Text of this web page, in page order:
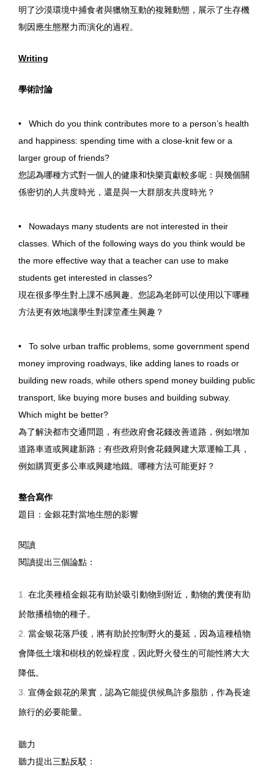
明了沙漠環境中捕食者與獵物互動的複雜動態，展示了生存機
制因應生態壓力而演化的過程。
Writing
學術討論
• Which do you think contributes more to a person’s health
and happiness: spending time with a close-knit few or a
larger group of friends?
您認為哪種方式對一個人的健康和快樂貢獻較多呢：與幾個關
係密切的人共度時光，還是與一大群朋友共度時光？
• Nowadays many students are not interested in their
classes. Which of the following ways do you think would be
the more effective way that a teacher can use to make
students get interested in classes?
現在很多學生對上課不感興趣。您認為老師可以使用以下哪種
方法更有效地讓學生對課堂產生興趣？
• To solve urban traffic problems, some government spend
money improving roadways, like adding lanes to roads or
building new roads, while others spend money building public
transport, like buying more buses and building subway.
Which might be better?
為了解決都市交通問題，有些政府會花錢改善道路，例如增加
道路車道或興建新路；有些政府則會花錢興建大眾運輸工具，
例如購買更多公車或興建地鐵。哪種方法可能更好？
整合寫作
題目：金銀花對當地生態的影響
閱讀
閱讀提出三個論點：
在北美種植金銀花有助於吸引動物到附近，動物的糞便有助
於散播植物的種子。
當金银花落戶後，將有助於控制野火的蔓延，因為這種植物
會降低土壤和樹枝的乾燥程度，因此野火發生的可能性將大大
降低。
宣傳金銀花的果實，認為它能提供候鳥許多脂肪，作為長途
旅行的必要能量。
聽力
聽力提出三點反駁：